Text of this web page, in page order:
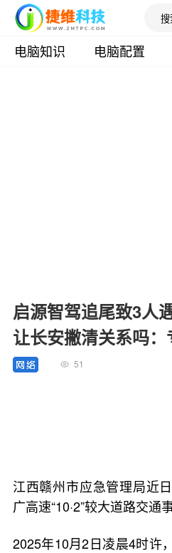
电脑知识 电脑配置
启源智驾追尾致3人
让长安撇清关系吗
51
江西赣州市应急管理局近
广高速“10·2”较大道路交通
2025年10月2日凌晨4时许